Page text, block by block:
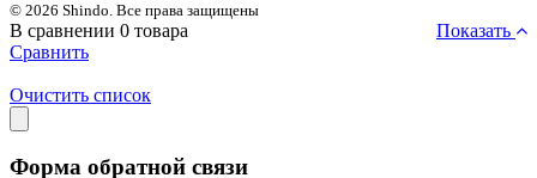
© 2026 Shindo. Все права защищены
В сравнении 0 товара
Показать
Сравнить
Очистить список
Форма обратной связи